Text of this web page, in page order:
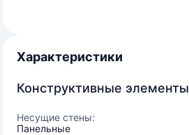
Характеристики
Конструктивные элементы
Несущие стены:
Панельные